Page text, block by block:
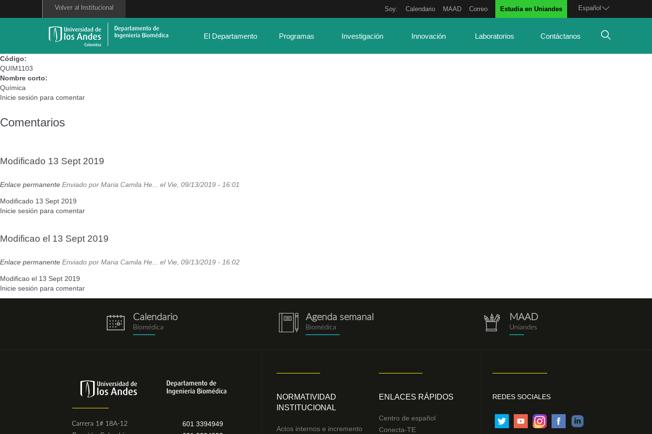
Español
Soy: Calendario MAAD Correo Estudia en Uniandes
Volver al Institucional
El Departamento Programas Investigación Innovación Laboratorios Contáctanos
Código:
QUIM1103
Nombre corto:
Química
Inicie sesión para comentar
Comentarios
Modificado 13 Sept 2019
Enlace permanente Enviado por Maria Camila He... el Vie, 09/13/2019 - 16:01
Modificado 13 Sept 2019
Inicie sesión para comentar
Modificao el 13 Sept 2019
Enlace permanente Enviado por Maria Camila He... el Vie, 09/13/2019 - 16:02
Modificao el 13 Sept 2019
Inicie sesión para comentar
eventos.png
Calendario
Biomédica notebook.png
Agenda semanal
Biomédica repositorio.png
MAAD
Uniandes
Carrera 1# 18A-12
601 3394949
NORMATIVIDAD
INSTITUCIONAL
Actos internos e incremento
ENLACES RÁPIDOS
Centro de español
Conecta-TE
REDES SOCIALES